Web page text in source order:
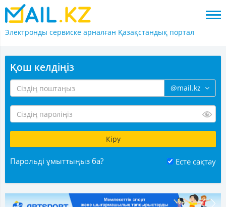
Электронды сервиске арналған Қазақстандық портал
Қош келдіңіз
@mail.kz
Парольді ұмыттыңыз ба? Есте сақтау